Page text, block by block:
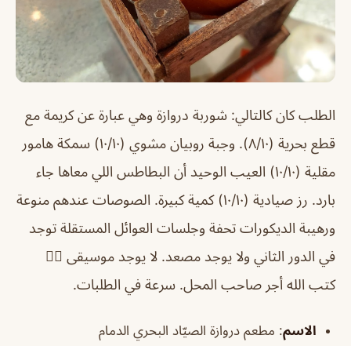
الطلب كان كالتالي: شوربة دروازة وهي عبارة عن كريمة مع
قطع بحرية (٨/١٠). وجبة روبيان مشوي (١٠/١٠) سمكة هامور
مقلية (١٠/١٠) العيب الوحيد أن البطاطس اللي معاها جاء
بارد. رز صيادية (١٠/١٠) كمية كبيرة. الصوصات عندهم منوعة
ورهيبة الديكورات تحفة وجلسات العوائل المستقلة توجد
في الدور الثاني ولا يوجد مصعد. لا يوجد موسيقى 👍🏻
كتب الله أجر صاحب المحل. سرعة في الطلبات.
الاسم: مطعم دروازة الصيّاد البحري الدمام